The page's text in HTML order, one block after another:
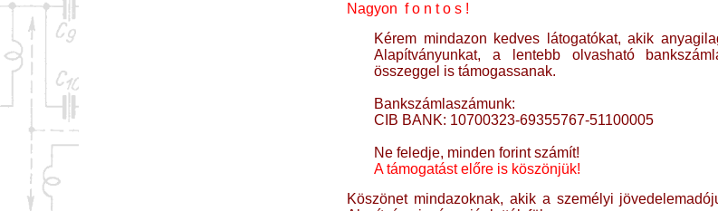
Nagyon f o n t o s !
Kérem mindazon kedves látogatókat, akik
Alapítványunkat, a lentebb olvasható
összeggel is támogassanak.
Bankszámlaszámunk:
CIB BANK: 10700323-69355767-51100005
Ne feledje, minden forint számít!
A támogatást előre is köszönjük!
Köszönet mindazoknak, akik a személyi